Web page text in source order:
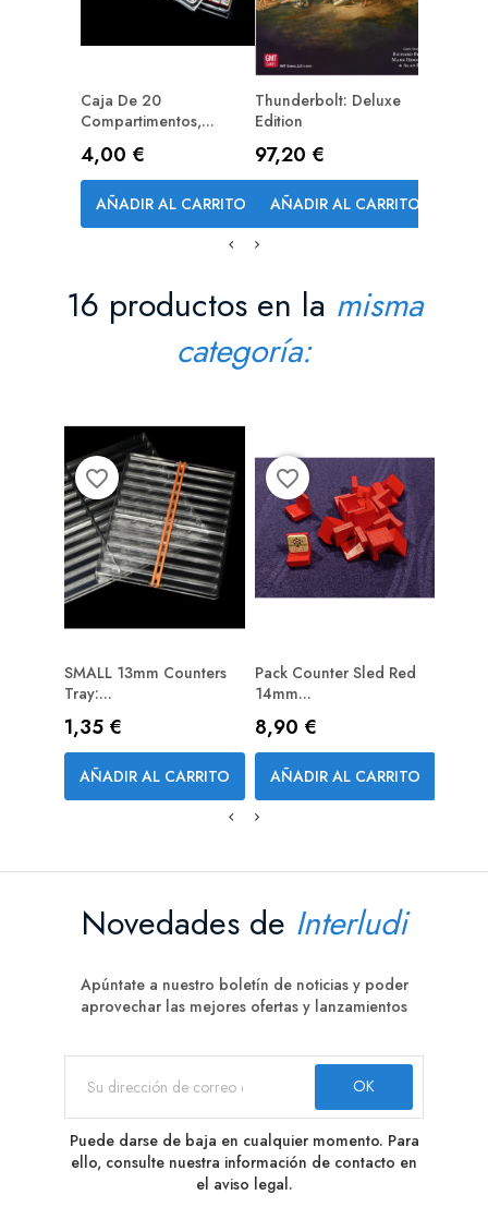
Caja De 20
Compartimentos,...
Precio
4,00 €
AÑADIR AL CARRITO
PREPEDIDO (RESERVA)
Thunderbolt: Deluxe
Edition
Precio
97,20 €
AÑADIR AL CARRITO
16 productos en la misma
categoría:
SMALL 13mm Counters
Tray:...
Precio
1,35 €
AÑADIR AL CARRITO
favorite_border
Pack Counter Sled Red
14mm...
Precio
8,90 €
AÑADIR AL CARRITO
favorite_border
Novedades de Interludi
Apúntate a nuestro boletín de noticias y poder
aprovechar las mejores ofertas y lanzamientos
Puede darse de baja en cualquier momento. Para
ello, consulte nuestra información de contacto en
el aviso legal.